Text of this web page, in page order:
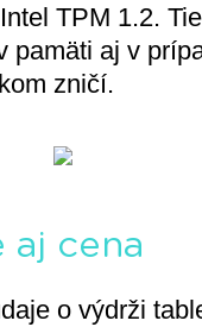
TPM 1.2.
pamäti aj v
zničí.
aj cena
o výdrži